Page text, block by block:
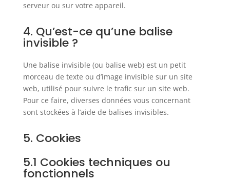
serveur ou sur votre appareil.
4. Qu’est-ce qu’une balise
invisible ?
Une balise invisible (ou balise web) est un petit
morceau de texte ou d’image invisible sur un site
web, utilisé pour suivre le trafic sur un site web.
Pour ce faire, diverses données vous concernant
sont stockées à l’aide de balises invisibles.
5. Cookies
5.1 Cookies techniques ou
fonctionnels